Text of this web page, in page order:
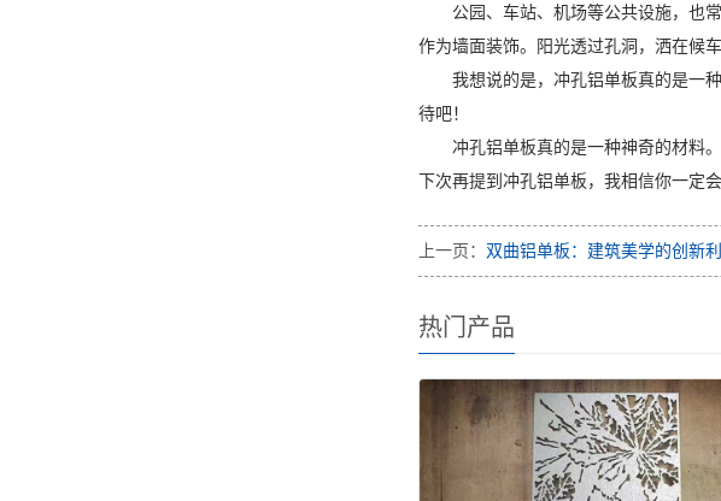
公园、车站、机场等公共设施，也
作为墙面装饰。阳光透过孔洞，洒在候
我想说的是，冲孔铝单板真的是一
待吧！
冲孔铝单板真的是一种神奇的材料
下次再提到冲孔铝单板，我相信你一定
上一页： 双曲铝单板：建筑美学的创新
热门产品